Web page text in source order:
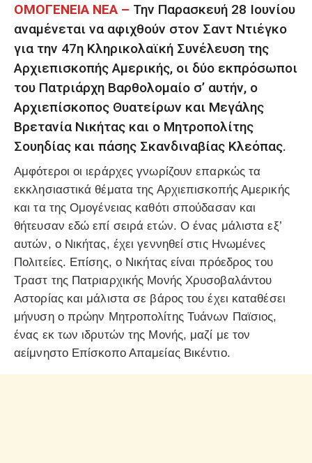
ΟΜΟΓΕΝΕΙΑ ΝΕΑ – Την Παρασκευή 28 Ιουνίου
αναμένεται να αφιχθούν στον Σαντ Ντιέγκο
για την 47η Κληρικολαϊκή Συνέλευση της
Αρχιεπισκοπής Αμερικής, οι δύο εκπρόσωποι
του Πατριάρχη Βαρθολομαίο σ’ αυτήν, ο
Αρχιεπίσκοπος Θυατείρων και Μεγάλης
Βρετανία Νικήτας και ο Μητροπολίτης
Σουηδίας και πάσης Σκανδιναβίας Κλεόπας.
Αμφότεροι οι ιεράρχες γνωρίζουν επαρκώς τα
εκκλησιαστικά θέματα της Αρχιεπισκοπής Αμερικής
και τα της Ομογένειας καθότι σπούδασαν και
θήτευσαν εδώ επί σειρά ετών. Ο ένας μάλιστα εξ’
αυτών, ο Νικήτας, έχει γεννηθεί στις Ηνωμένες
Πολιτείες. Επίσης, ο Νικήτας είναι πρόεδρος του
Τραστ της Πατριαρχικής Μονής Χρυσοβαλάντου
Αστορίας και μάλιστα σε βάρος του έχει καταθέσει
μήνυση ο πρώην Μητροπολίτης Τυάνων Παϊσιος,
ένας εκ των ιδρυτών της Μονής, μαζί με τον
αείμνηστο Επίσκοπο Απαμείας Βικέντιο.